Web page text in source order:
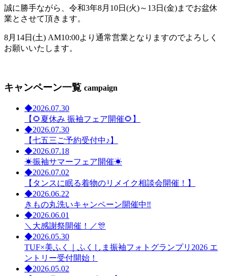
誠に勝手ながら、令和3年8月10日(火)～13日(金)までお盆休
業とさせて頂きます。
8月14日(土) AM10:00より通常営業となりますのでよろしく
お願いいたします。
キャンペーン一覧 campaign
◆2026.07.30
【🌻夏休み 振袖フェア開催🌻】
◆2026.07.30
【七五三ご予約受付中♪】
◆2026.07.18
☀振袖サマーフェア開催☀
◆2026.07.02
【タンスに眠る着物のリメイク相談会開催！】
◆2026.06.22
きもの丸洗いキャンペーン開催中‼
◆2026.06.01
＼大感謝祭開催！／🎊
◆2026.05.30
TUF×美ふく｜ふくしま振袖フォトグランプリ2026 エ
ントリー受付開始！
◆2026.05.02